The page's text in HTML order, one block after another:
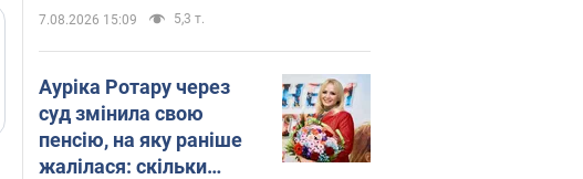
7.08.2026 15:09 5,3 т.
Ауріка Ротару через
суд змінила свою
пенсію, на яку раніше
жалілася: скільки